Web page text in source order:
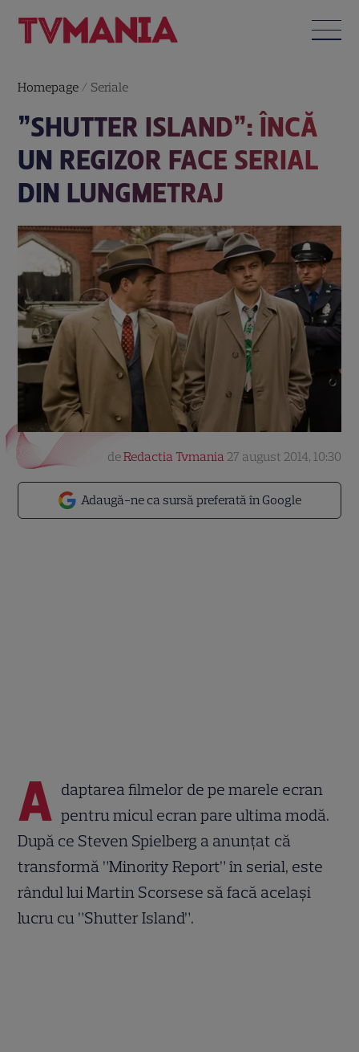
Homepage / Seriale
”SHUTTER ISLAND”: ÎNCĂ
UN REGIZOR FACE SERIAL
DIN LUNGMETRAJ
Adaugă-ne ca sursă preferată în Google
deRedactia Tvmania 27 august 2014, 10:30
A daptarea filmelor de pe marele ecran
pentru micul ecran pare ultima modă.
După ce Steven Spielberg a anunțat că
transformă ”Minority Report” în serial, este
rândul lui Martin Scorsese să facă același
lucru cu ”Shutter Island”.